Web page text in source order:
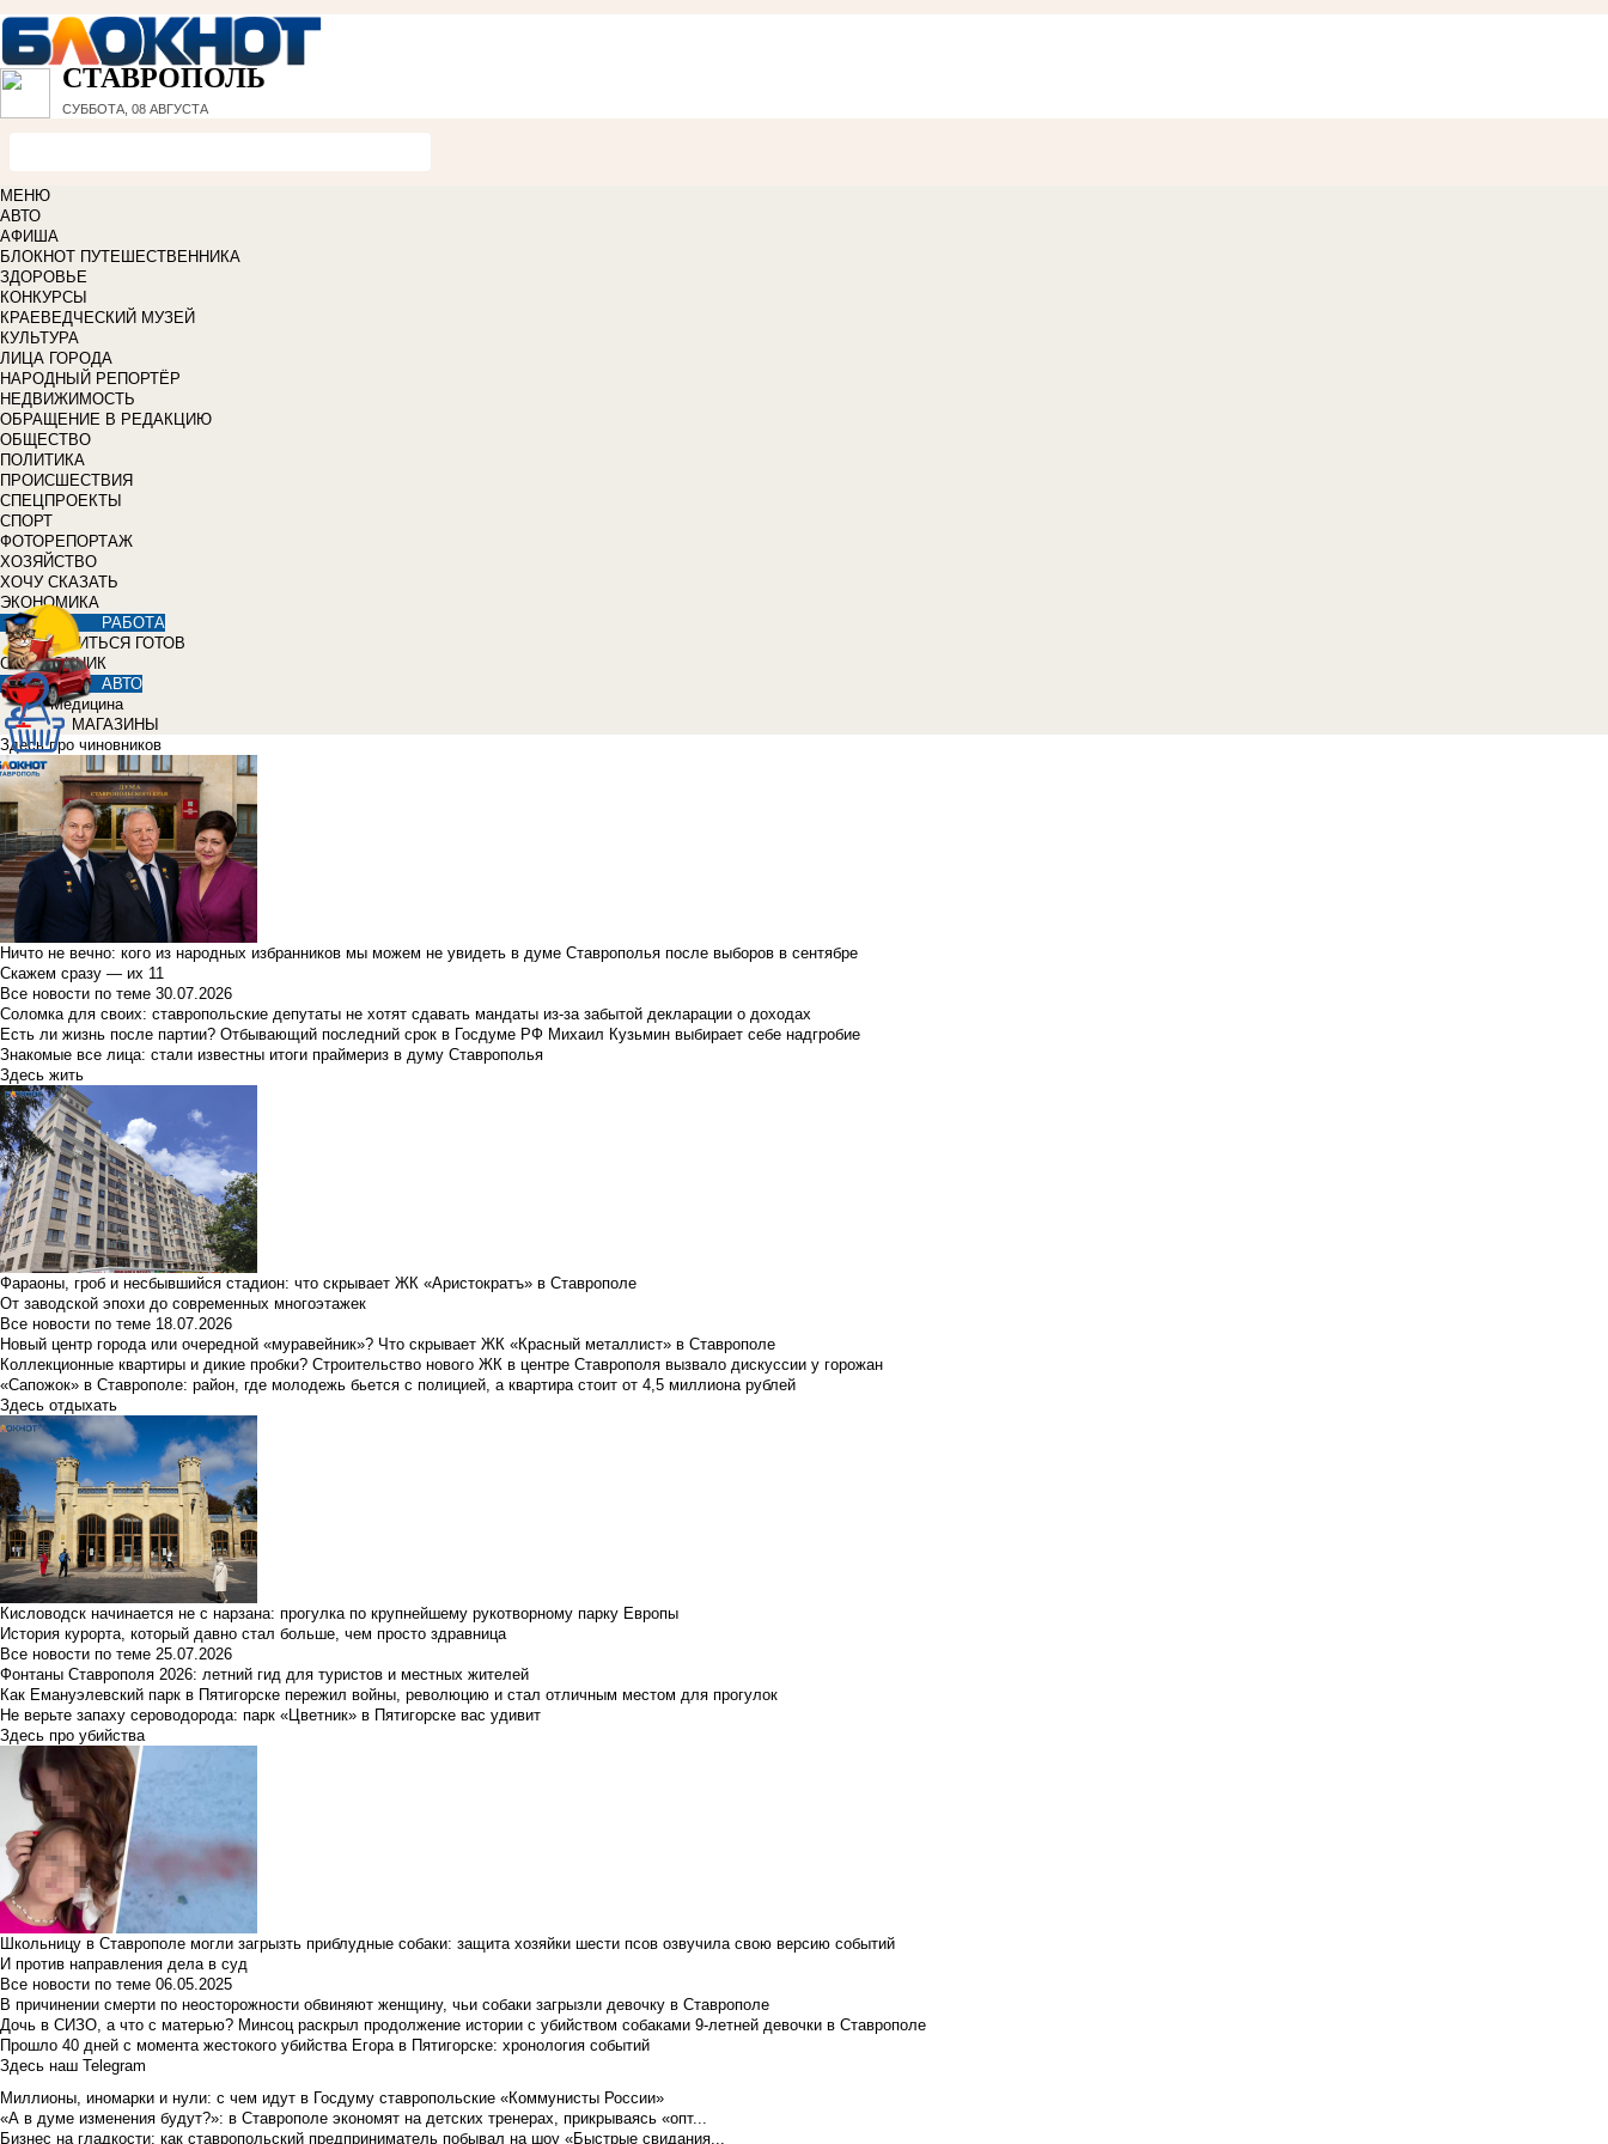
СТАВРОПОЛЬ
СУББОТА, 08 АВГУСТА
МЕНЮ
АВТО
АФИША
БЛОКНОТ ПУТЕШЕСТВЕННИКА
ЗДОРОВЬЕ
КОНКУРСЫ
КРАЕВЕДЧЕСКИЙ МУЗЕЙ
КУЛЬТУРА
ЛИЦА ГОРОДА
НАРОДНЫЙ РЕПОРТЁР
НЕДВИЖИМОСТЬ
ОБРАЩЕНИЕ В РЕДАКЦИЮ
ОБЩЕСТВО
ПОЛИТИКА
ПРОИСШЕСТВИЯ
СПЕЦПРОЕКТЫ
СПОРТ
ФОТОРЕПОРТАЖ
ХОЗЯЙСТВО
ХОЧУ СКАЗАТЬ
ЭКОНОМИКА
РАБОТА
УЧИТЬСЯ ГОТОВ
СПРАВОЧНИК
АВТО
Медицина
МАГАЗИНЫ
Здесь про чиновников
Ничто не вечно: кого из народных избранников мы можем не увидеть в думе Ставрополья после выборов в сентябре
Скажем сразу — их 11
Все новости по теме 30.07.2026
Соломка для своих: ставропольские депутаты не хотят сдавать мандаты из-за забытой декларации о доходах
Есть ли жизнь после партии? Отбывающий последний срок в Госдуме РФ Михаил Кузьмин выбирает себе надгробие
Знакомые все лица: стали известны итоги праймериз в думу Ставрополья
Здесь жить
Фараоны, гроб и несбывшийся стадион: что скрывает ЖК «Аристократъ» в Ставрополе
От заводской эпохи до современных многоэтажек
Все новости по теме 18.07.2026
Новый центр города или очередной «муравейник»? Что скрывает ЖК «Красный металлист» в Ставрополе
Коллекционные квартиры и дикие пробки? Строительство нового ЖК в центре Ставрополя вызвало дискуссии у горожан
«Сапожок» в Ставрополе: район, где молодежь бьется с полицией, а квартира стоит от 4,5 миллиона рублей
Здесь отдыхать
Кисловодск начинается не с нарзана: прогулка по крупнейшему рукотворному парку Европы
История курорта, который давно стал больше, чем просто здравница
Все новости по теме 25.07.2026
Фонтаны Ставрополя 2026: летний гид для туристов и местных жителей
Как Емануэлевский парк в Пятигорске пережил войны, революцию и стал отличным местом для прогулок
Не верьте запаху сероводорода: парк «Цветник» в Пятигорске вас удивит
Здесь про убийства
Школьницу в Ставрополе могли загрызть приблудные собаки: защита хозяйки шести псов озвучила свою версию событий
И против направления дела в суд
Все новости по теме 06.05.2025
В причинении смерти по неосторожности обвиняют женщину, чьи собаки загрызли девочку в Ставрополе
Дочь в СИЗО, а что с матерью? Минсоц раскрыл продолжение истории с убийством собаками 9-летней девочки в Ставрополе
Прошло 40 дней с момента жестокого убийства Егора в Пятигорске: хронология событий
Здесь наш Telegram
Миллионы, иномарки и нули: с чем идут в Госдуму ставропольские «Коммунисты России»
«А в думе изменения будут?»: в Ставрополе экономят на детских тренерах, прикрываясь «опт...
Бизнес на гладкости: как ставропольский предприниматель побывал на шоу «Быстрые свидания...